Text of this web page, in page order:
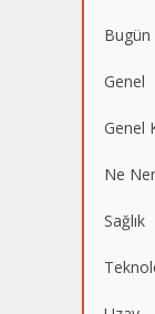
Bugün
Genel
Genel
Ne
Sağlık